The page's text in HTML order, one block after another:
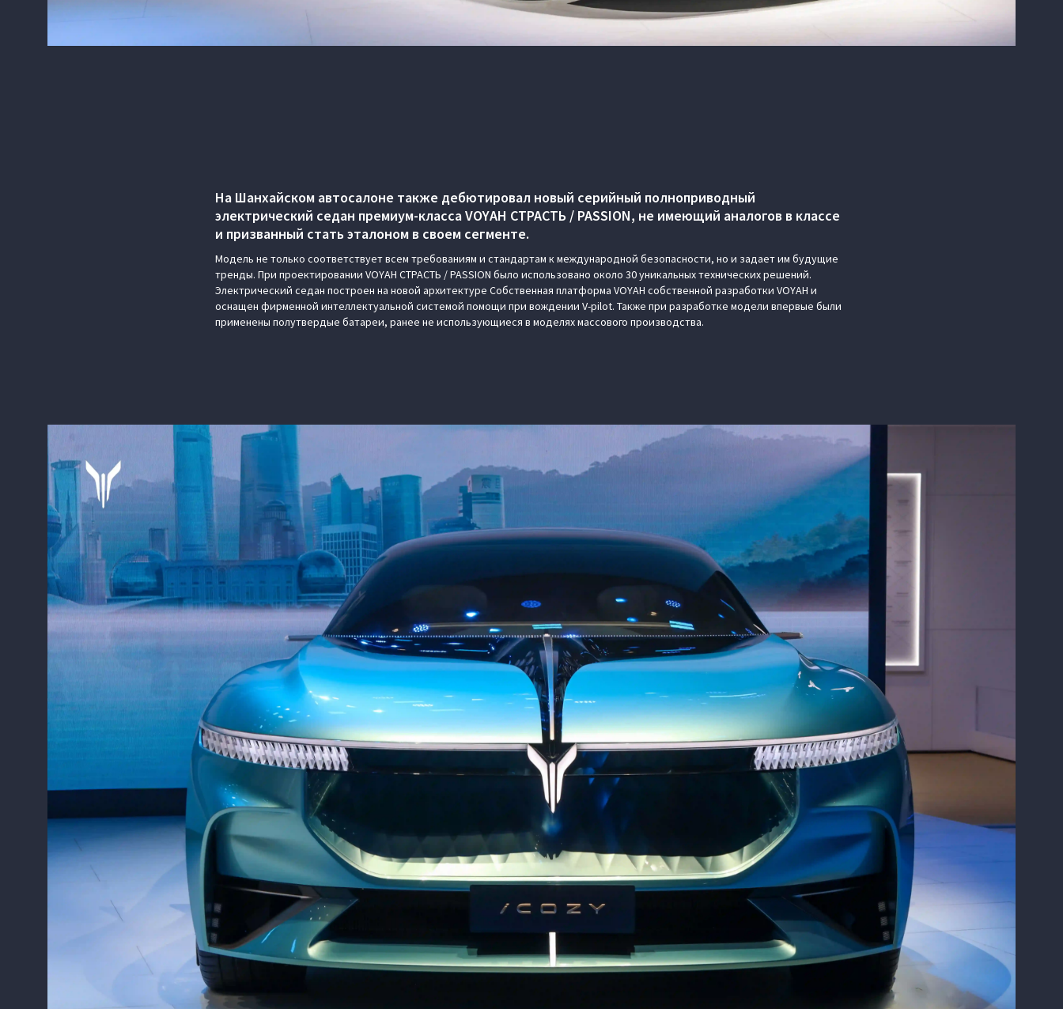
На Шанхайском автосалоне также дебютировал новый серийный полноприводный
электрический седан премиум-класса VOYAH СТРАСТЬ / PASSION, не имеющий аналогов в классе
и призванный стать эталоном в своем сегменте.
Модель не только соответствует всем требованиям и стандартам к международной безопасности, но и задает им будущие
тренды. При проектировании VOYAH СТРАСТЬ / PASSION было использовано около 30 уникальных технических решений.
Электрический седан построен на новой архитектуре Cобственная платформа VOYAH собственной разработки VOYAH и
оснащен фирменной интеллектуальной системой помощи при вождении V-pilot. Также при разработке модели впервые были
применены полутвердые батареи, ранее не использующиеся в моделях массового производства.